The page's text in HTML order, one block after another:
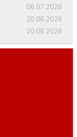
06.07.2026
20.06.2026
20.06.2026